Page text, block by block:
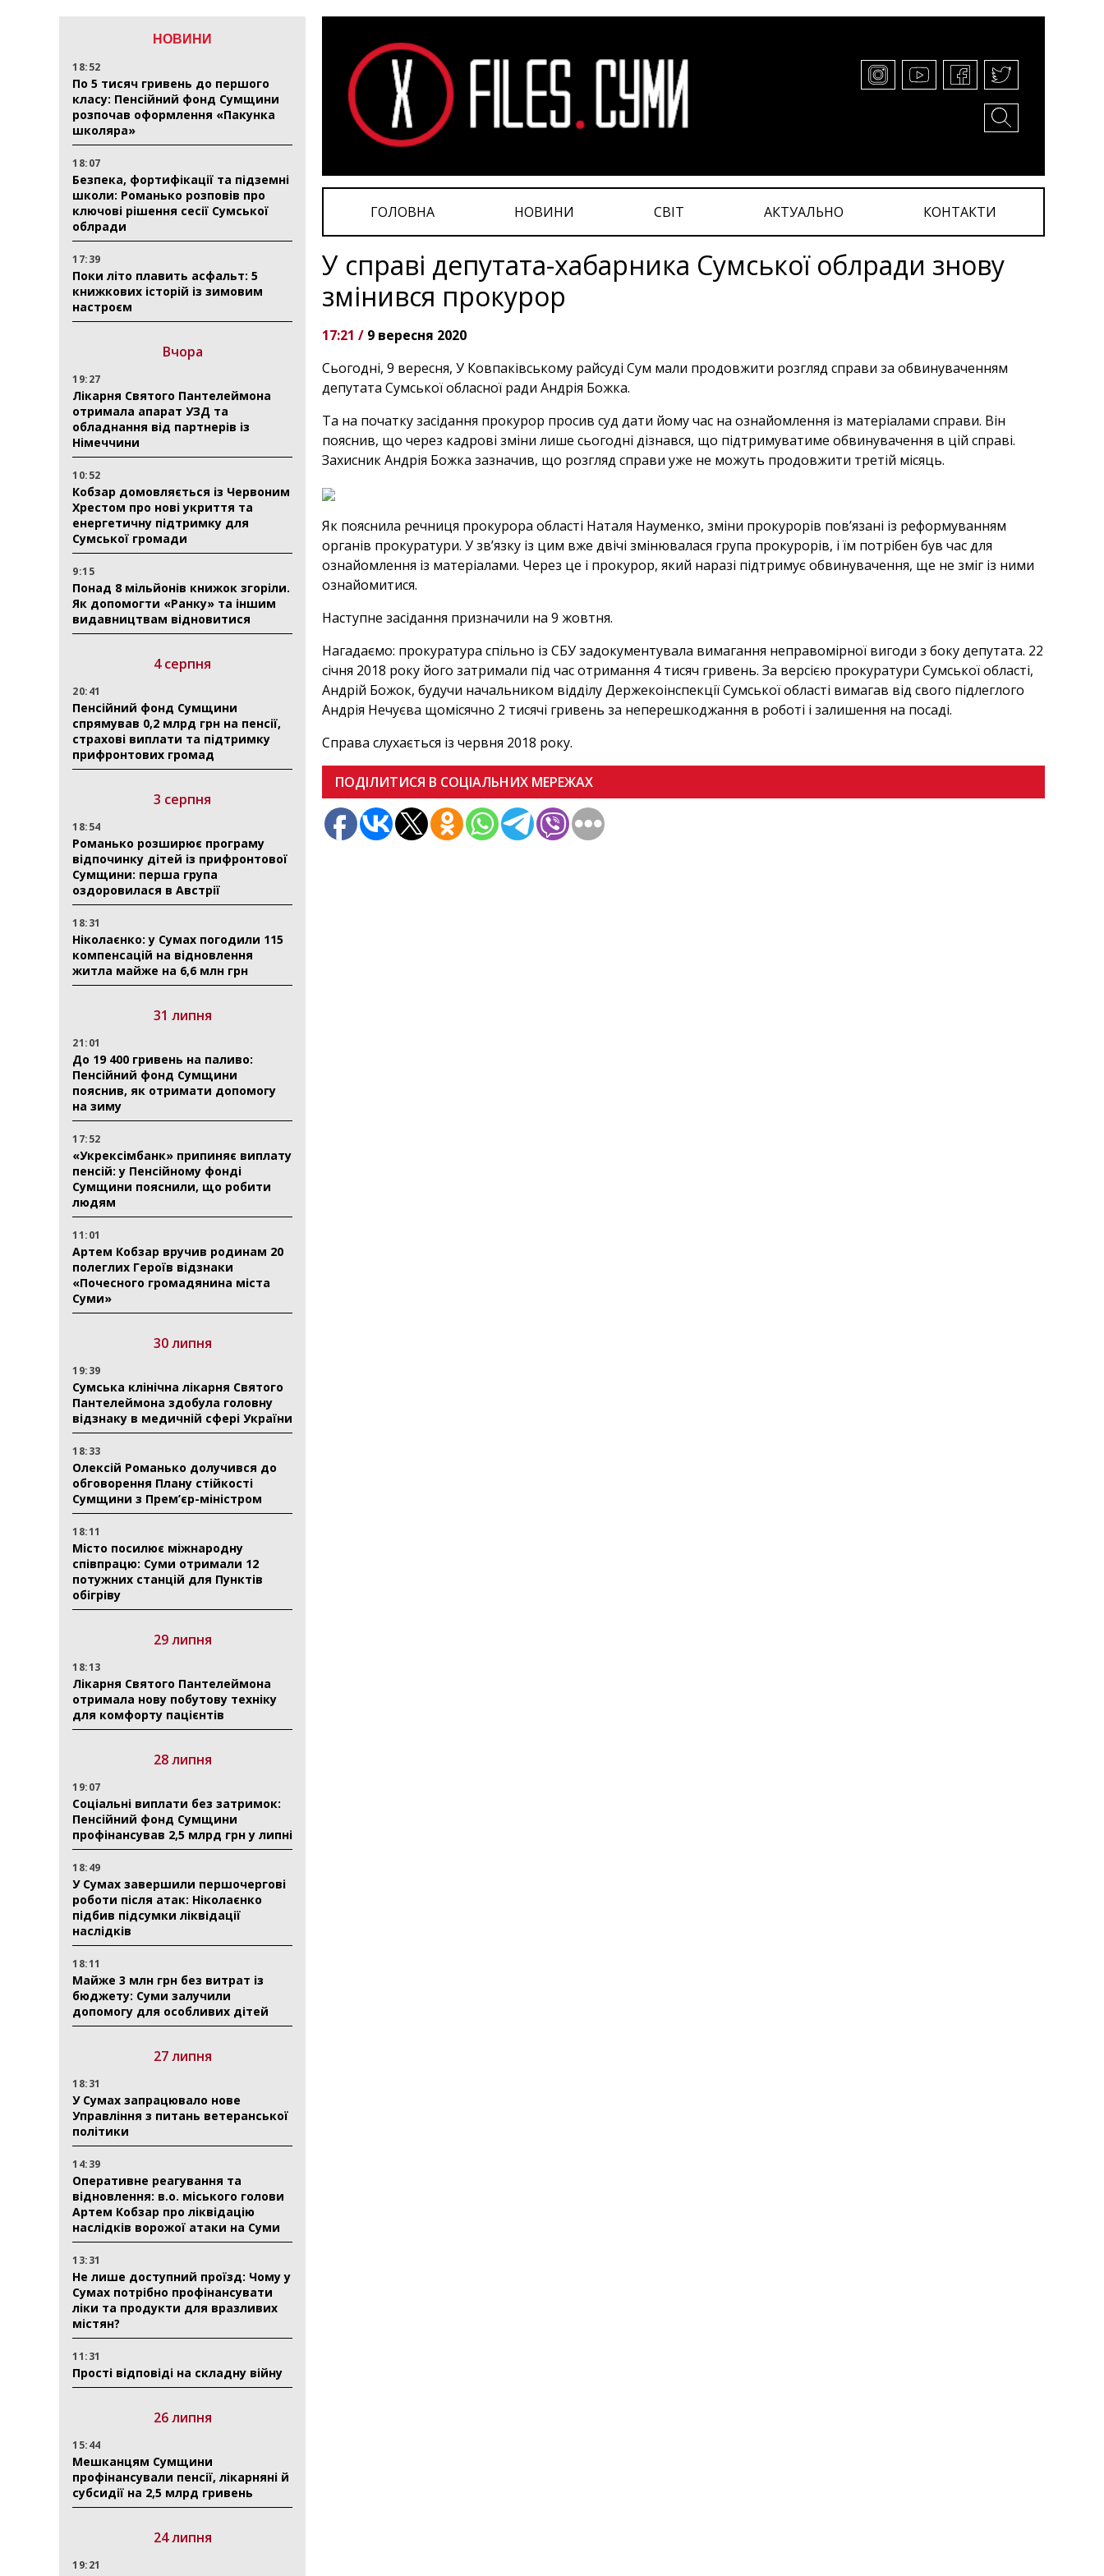
ГОЛОВНА НОВИНИ СВІТ АКТУАЛЬНО КОНТАКТИ
НОВИНИ
18:52
По 5 тисяч гривень до першого
класу: Пенсійний фонд Сумщини
розпочав оформлення «Пакунка
школяра»
18:07
Безпека, фортифікації та підземні
школи: Романько розповів про
ключові рішення сесії Сумської
облради
17:39
Поки літо плавить асфальт: 5
книжкових історій із зимовим
настроєм
Вчора
19:27
Лікарня Святого Пантелеймона
отримала апарат УЗД та
обладнання від партнерів із
Німеччини
10:52
Кобзар домовляється із Червоним
Хрестом про нові укриття та
енергетичну підтримку для
Сумської громади
9:15
Понад 8 мільйонів книжок згоріли.
Як допомогти «Ранку» та іншим
видавництвам відновитися
4 серпня
20:41
Пенсійний фонд Сумщини
спрямував 0,2 млрд грн на пенсії,
страхові виплати та підтримку
прифронтових громад
3 серпня
18:54
Романько розширює програму
відпочинку дітей із прифронтової
Сумщини: перша група
оздоровилася в Австрії
18:31
Ніколаєнко: у Сумах погодили 115
компенсацій на відновлення
житла майже на 6,6 млн грн
31 липня
21:01
До 19 400 гривень на паливо:
Пенсійний фонд Сумщини
пояснив, як отримати допомогу
на зиму
17:52
«Укрексімбанк» припиняє виплату
пенсій: у Пенсійному фонді
Сумщини пояснили, що робити
людям
11:01
Артем Кобзар вручив родинам 20
полеглих Героїв відзнаки
«Почесного громадянина міста
Суми»
30 липня
19:39
Сумська клінічна лікарня Святого
Пантелеймона здобула головну
відзнаку в медичній сфері України
18:33
Олексій Романько долучився до
обговорення Плану стійкості
Сумщини з Прем’єр-міністром
18:11
Місто посилює міжнародну
співпрацю: Суми отримали 12
потужних станцій для Пунктів
обігріву
29 липня
18:13
Лікарня Святого Пантелеймона
отримала нову побутову техніку
для комфорту пацієнтів
28 липня
19:07
Соціальні виплати без затримок:
Пенсійний фонд Сумщини
профінансував 2,5 млрд грн у липні
18:49
У Сумах завершили першочергові
роботи після атак: Ніколаєнко
підбив підсумки ліквідації
наслідків
18:11
Майже 3 млн грн без витрат із
бюджету: Суми залучили
допомогу для особливих дітей
27 липня
18:31
У Сумах запрацювало нове
Управління з питань ветеранської
політики
14:39
Оперативне реагування та
відновлення: в.о. міського голови
Артем Кобзар про ліквідацію
наслідків ворожої атаки на Суми
13:31
Не лише доступний проїзд: Чому у
Сумах потрібно профінансувати
ліки та продукти для вразливих
містян?
11:31
Прості відповіді на складну війну
26 липня
15:44
Мешканцям Сумщини
профінансували пенсії, лікарняні й
субсидії на 2,5 млрд гривень
24 липня
19:21
У справі депутата-хабарника Сумської облради знову
змінився прокурор
17:21 / 9 вересня 2020
Сьогодні, 9 вересня, У Ковпаківському райсуді Сум мали продовжити розгляд справи за обвинуваченням
депутата Сумської обласної ради Андрія Божка.
Та на початку засідання прокурор просив суд дати йому час на ознайомлення із матеріалами справи. Він
пояснив, що через кадрові зміни лише сьогодні дізнався, що підтримуватиме обвинувачення в цій справі.
Захисник Андрія Божка зазначив, що розгляд справи уже не можуть продовжити третій місяць.
Як пояснила речниця прокурора області Наталя Науменко, зміни прокурорів пов’язані із реформуванням
органів прокуратури. У зв’язку із цим вже двічі змінювалася група прокурорів, і їм потрібен був час для
ознайомлення із матеріалами. Через це і прокурор, який наразі підтримує обвинувачення, ще не зміг із ними
ознайомитися.
Наступне засідання призначили на 9 жовтня.
Нагадаємо: прокуратура спільно із СБУ задокументувала вимагання неправомірної вигоди з боку депутата. 22
січня 2018 року його затримали під час отримання 4 тисяч гривень. За версією прокуратури Сумської області,
Андрій Божок, будучи начальником відділу Держекоінспекції Сумської області вимагав від свого підлеглого
Андрія Нечуєва щомісячно 2 тисячі гривень за неперешкоджання в роботі і залишення на посаді.
Справа слухається із червня 2018 року.
ПОДІЛИТИСЯ В СОЦІАЛЬНИХ МЕРЕЖАХ